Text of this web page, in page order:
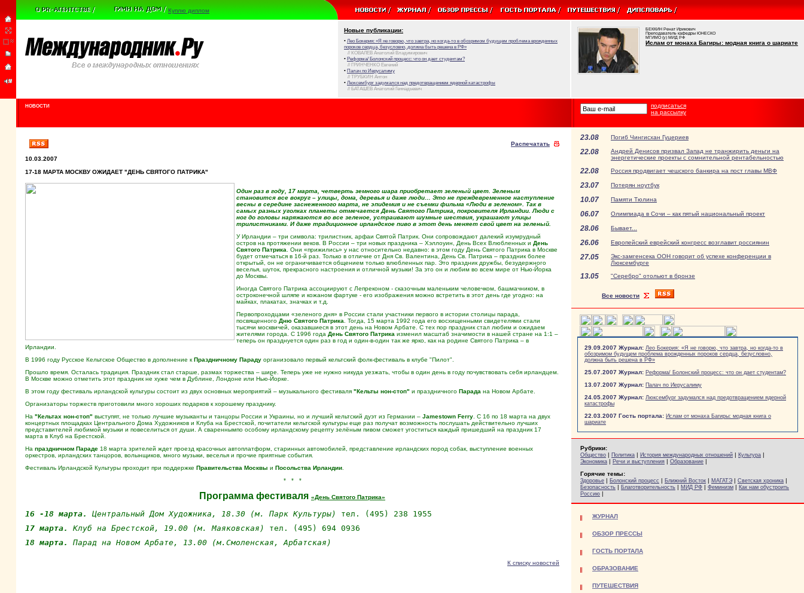
Куплю диплом
Новые публикации:
• Лео Бокерия: «Я не говорю, что завтра, но когда-то в обозримом будущем проблема врожденных
пороков сердца, безусловно, должна быть решена в РФ»
// КОВАЛЕВ Анатолий Владимирович
• Реформа/ Болонский процесс: что он дает студентам?
// ГРИНЧЕНКО Евгений
• Палач по Иерусалиму
// ТРУБКИН Антон
• Люксембург задумался над предотвращением ядерной катастрофы
// БАТАШЕВ Анатолий Геннадьевич
БЕККИН Ренат Ирикович
Преподаватель кафедры ЮНЕСКО
МГИМО (у) МИД РФ
Ислам от монаха Багиры: модная книга о шариате
НОВОСТИ
подписаться
на рассылку
Распечатать
10.03.2007
17-18 МАРТА МОСКВУ ОЖИДАЕТ "ДЕНЬ СВЯТОГО ПАТРИКА"
Один раз в году, 17 марта, четверть земного шара приобретает зеленый цвет. Зеленым
становится все вокруг – улицы, дома, деревья и даже люди… Это не преждевременное наступление
весны в середине заснеженного марта, не эпидемия и не съемки фильма «Люди в зеленом». Так в
самых разных уголках планеты отмечается День Святого Патрика, покровителя Ирландии. Люди с
ног до головы наряжаются во все зеленое, устраивают шумные шествия, украшают улицы
трилистниками. И даже традиционное ирландское пиво в этот день меняет свой цвет на зеленый.
У Ирландии – три символа: трилистник, арфаи Святой Патрик. Они сопровождают далекий изумрудный
остров на протяжении веков. В России – три новых праздника – Хэллоуин, День Всех Влюбленных и День
Святого Патрика . Они «прижились» у нас относительно недавно: в этом году День Святого Патрика в Москве
будет отмечаться в 16-й раз. Только в отличие от Дня Св. Валентина, День Св. Патрика – праздник более
открытый, он не ограничивается общением только влюбленных пар. Это праздник дружбы, безудержного
веселья, шуток, прекрасного настроения и отличной музыки! За это он и любим во всем мире от Нью-Йорка
до Москвы.
Иногда Святого Патрика ассоциируют с Лепреконом - сказочным маленьким человечком, башмачником, в
остроконечной шляпе и кожаном фартуке - его изображения можно встретить в этот день где угодно: на
майках, плакатах, значках и т.д.
Первопроходцами «зеленого дня» в России стали участники первого в истории столицы парада,
посвященного Дню Святого Патрика . Тогда, 15 марта 1992 года его восхищенными свидетелями стали
тысячи москвичей, оказавшиеся в этот день на Новом Арбате. С тех пор праздник стал любим и ожидаем
жителями города. С 1996 года День Святого Патрика изменил масштаб значимости в нашей стране на 1:1 –
теперь он празднуется один раз в год и один-в-один так же ярко, как на родине Святого Патрика – в
Ирландии.
В 1996 году Русское Кельтское Общество в дополнение к Праздничному Параду организовало первый кельтский фолк-фестиваль в клубе "Пилот".
Прошло время. Осталась традиция. Праздник стал старше, размах торжества – шире. Теперь уже не нужно никуда уезжать, чтобы в один день в году почувствовать себя ирландцем.
В Москве можно отметить этот праздник не хуже чем в Дублине, Лондоне или Нью-Йорке.
В этом году фестиваль ирландской культуры состоит из двух основных мероприятий – музыкального фестиваля "Кельты нон-стоп" и праздничного Парада на Новом Арбате.
Организаторы торжеств приготовили много хороших подарков к хорошему празднику.
На "Кельтах нон-стоп" выступят, не только лучшие музыканты и танцоры России и Украины, но и лучший кельтский дуэт из Германии – Jamestown Ferry . С 16 по 18 марта на двух
концертных площадках Центрального Дома Художников и Клуба на Брестской, почитатели кельтской культуры еще раз получат возможность послушать действительно лучших
представителей любимой музыки и повеселиться от души. А свареннымпо особому ирландскому рецепту зелёным пивом сможет угоститься каждый пришедший на праздник 17
марта в Клуб на Брестской.
На праздничном Параде 18 марта зрителей ждет проезд красочных автоплатформ, старинных автомобилей, представление ирландских пород собак, выступление военных
оркестров, ирландских танцоров, волынщиков, много музыки, веселья и прочие приятные события.
Фестиваль Ирландской Культуры проходит при поддержке Правительства Москвы и Посольства Ирландии
* * *
Программа фестиваля «День Святого Патрика»
16 -18 марта. Центральный Дом Художника, 18.30 (м. Парк Культуры)
тел. (495) 238 1955
17 марта. Клуб на Брестской, 19.00 (м. Маяковская) тел. (495)
694 0936
18 марта. Парад на Новом Арбате, 13.00 (м.Смоленская, Арбатская)
К списку новостей
23.08 Погиб Чингисхан Гуцериев
22.08
Андрей Денисов призвал Запад не транжирить деньги на
энергетические проекты с сомнительной рентабельностью
22.08 Россия продвигает чешского банкира на пост главы МВФ
23.07 Потерян ноутбук
10.07 Памяти Тюлина
06.07 Олимпиада в Сочи – как пятый национальный проект
28.06 Бывает...
26.06 Европейский еврейский конгресс возглавит россиянин
27.05
Экс-замгенсека ООН говорит об успехе конференции в
Люксембурге
13.05 "Серебро" отольют в бронзе
Все новости
29.09.2007 Журнал: Лео Бокерия: «Я не говорю, что завтра, но когда-то в
обозримом будущем проблема врожденных пороков сердца, безусловно,
должна быть решена в РФ»
25.07.2007 Журнал: Реформа/ Болонский процесс: что он дает студентам?
13.07.2007 Журнал: Палач по Иерусалиму
24.05.2007 Журнал: Люксембург задумался над предотвращением ядерной
катастрофы
22.03.2007 Гость портала: Ислам от монаха Багиры: модная книга о
шариате
Рубрики:
Общество | Политика | История международных отношений | Культура |
Экономика | Речи и выступления | Образование |
Горячие темы:
Здоровье | Болонский процесс | Ближний Восток | МАГАТЭ | Светская хроника |
Безопасность | Благотворительность | МИД РФ | Феминизм | Как нам обустроить
Россию |
ЖУРНАЛ
ОБЗОР ПРЕССЫ
ГОСТЬ ПОРТАЛА
ОБРАЗОВАНИЕ
ПУТЕШЕСТВИЯ